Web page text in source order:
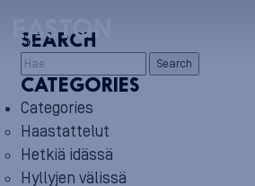
SEARCH
Search
CATEGORIES
Categories
Haastattelut
Hetkiä idässä
Hyllyjen välissä